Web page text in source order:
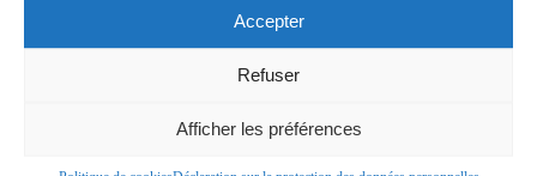
Accepter
Refuser
Afficher les préférences